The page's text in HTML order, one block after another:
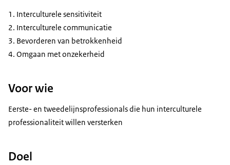
Interculturele sensitiviteit
Interculturele communicatie
Bevorderen van betrokkenheid
Omgaan met onzekerheid
Voor wie
Eerste- en tweedelijnsprofessionals die hun interculturele
professionaliteit willen versterken
Doel